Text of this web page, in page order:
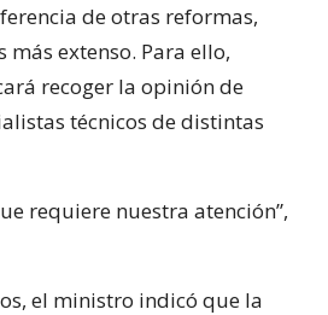
de otras reformas,
extenso. Para ello,
recoger la opinión de
técnicos de distintas
requiere nuestra atención”,
el ministro indicó que la